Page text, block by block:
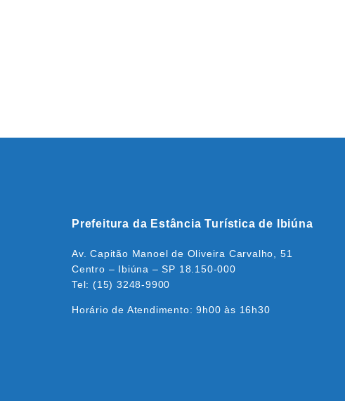
Prefeitura da Estância Turística de Ibiúna
Av. Capitão Manoel de Oliveira Carvalho, 51
Centro – Ibiúna – SP 18.150-000
Tel: (15) 3248-9900
Horário de Atendimento: 9h00 às 16h30